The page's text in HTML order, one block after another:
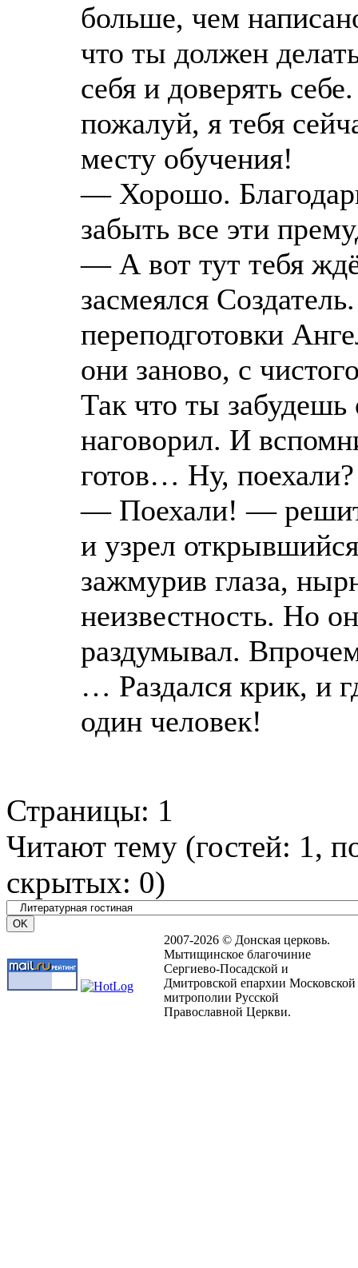
больше, чем
что ты должен
себя и доверять
пожалуй, я тебя
месту обучения!
— Хорошо.
забыть все эти
— А вот тут тебя
засмеялся
переподготовки
они заново, с
Так что ты забудешь
наговорил. И
готов… Ну, поехали?
— Поехали! —
и узрел
зажмурив глаза,
неизвестность. Но
раздумывал.
… Раздался крик, и
один человек!
Страницы: 1
Читают тему (гостей: 1,
скрытых: 0)
2007-2026 © Донская церковь.
Мытищинское благочиние
Сергиево-Посадской и
Дмитровской епархии Московской
митрополии Русской
Православной Церкви.